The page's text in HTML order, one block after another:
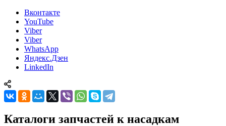
Вконтакте
YouTube
Viber
Viber
WhatsApp
Яндекс.Дзен
LinkedIn
Каталоги запчастей к насадкам